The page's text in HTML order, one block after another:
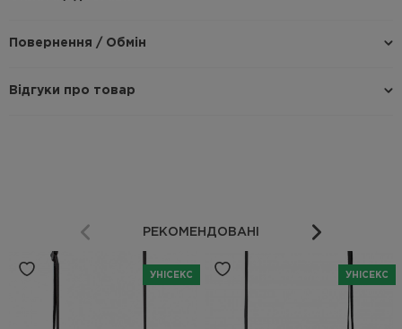
Повернення / Обмін
Відгуки про товар
РЕКОМЕНДОВАНІ
УНІСЕКС УНІСЕКС